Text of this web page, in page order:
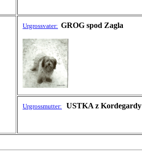
Urgrossvater: GROG spod Zagla
Urgrossmutter: USTKA z Kordegardy